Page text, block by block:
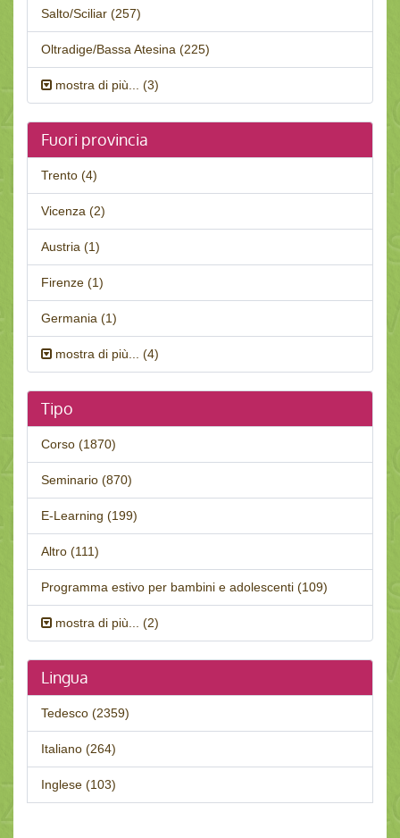
Salto/Sciliar (257)
Oltradige/Bassa Atesina (225)
mostra di più... (3)
Fuori provincia
Trento (4)
Vicenza (2)
Austria (1)
Firenze (1)
Germania (1)
mostra di più... (4)
Tipo
Corso (1870)
Seminario (870)
E-Learning (199)
Altro (111)
Programma estivo per bambini e adolescenti (109)
mostra di più... (2)
Lingua
Tedesco (2359)
Italiano (264)
Inglese (103)